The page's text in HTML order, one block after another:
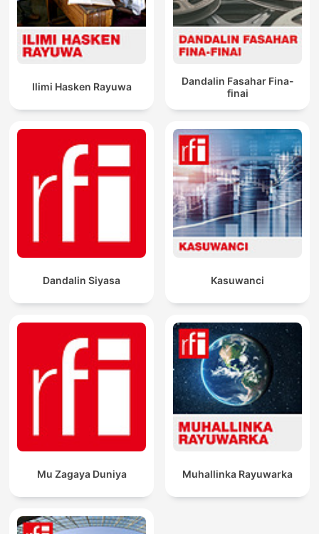
Ilimi Hasken Rayuwa
Dandalin Fasahar Fina-
finai
Dandalin Siyasa Kasuwanci
Mu Zagaya Duniya Muhallinka Rayuwarka